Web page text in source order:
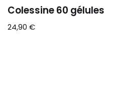
Colessine 60 gélules
24,90 €